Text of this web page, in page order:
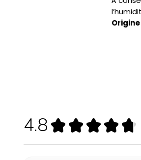
Origine
4.8 ★ ★ ★ ★ ★